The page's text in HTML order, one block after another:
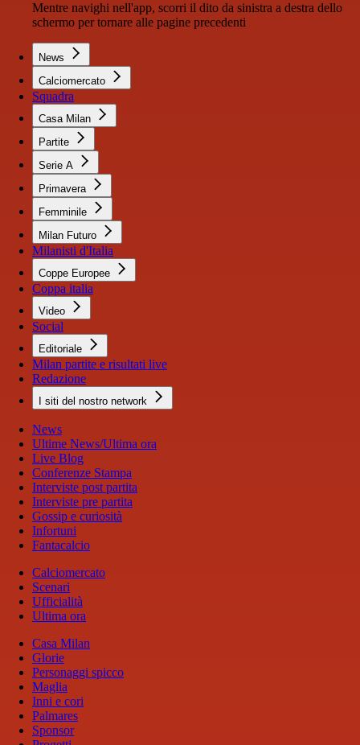
Mentre navighi nell'app, scorri il dito da sinistra a destra dello
schermo per tornare alle pagine precedenti
News
Calciomercato
Squadra
Casa Milan
Partite
Serie A
Primavera
Femminile
Milan Futuro
Milanisti d'Italia
Coppe Europee
Coppa italia
Video
Social
Editoriale
Milan partite e risultati live
Redazione
I siti del nostro network
News
Ultime News/Ultima ora
Live Blog
Conferenze Stampa
Interviste post partita
Interviste pre partita
Gossip e curiosità
Infortuni
Fantacalcio
Calciomercato
Scenari
Ufficialità
Ultima ora
Casa Milan
Glorie
Personaggi spicco
Maglia
Inni e cori
Palmares
Sponsor